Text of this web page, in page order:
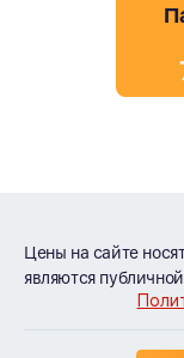
Цены на сайте
являются